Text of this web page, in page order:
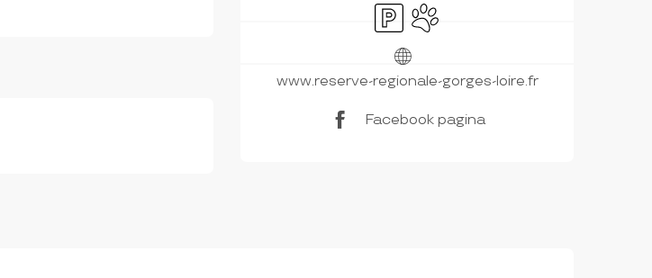
Parkeerplaats
Dieren toegelaten
www.reserve-regionale-gorges-loire.fr
Facebook pagina